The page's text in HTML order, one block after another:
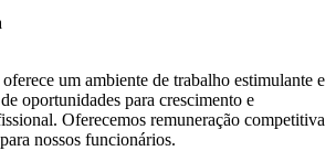
um ambiente de trabalho estimulante e
oportunidades para crescimento e
Oferecemos remuneração competitiva
nossos funcionários.